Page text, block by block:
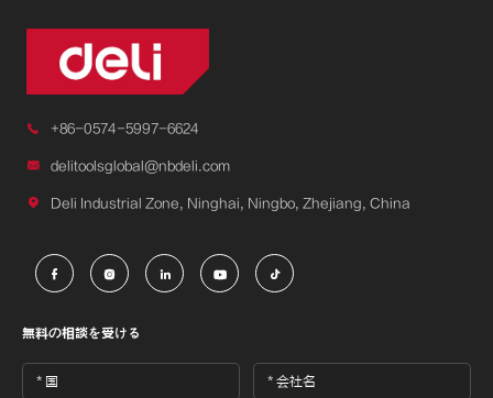
 +86-0574-5997-6624
 delitoolsglobal@nbdeli.com
 Deli Industrial Zone, Ninghai, Ningbo, Zhejiang, China
    
無料の相談を受ける